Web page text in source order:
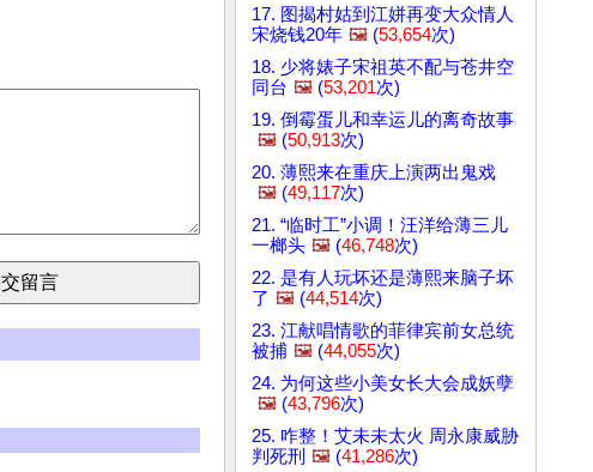
17. 图揭村姑到江姘再变大众情人
宋烧钱20年 🖼️ (53,654次)
18. 少将婊子宋祖英不配与苍井空
同台 🖼️ (53,201次)
19. 倒霉蛋儿和幸运儿的离奇故事
🖼️ (50,913次)
20. 薄熙来在重庆上演两出鬼戏
🖼️ (49,117次)
21. “临时工”小调！汪洋给薄三儿
一榔头 🖼️ (46,748次)
22. 是有人玩坏还是薄熙来脑子坏
了 🖼️ (44,514次)
23. 江献唱情歌的菲律宾前女总统
被捕 🖼️ (44,055次)
24. 为何这些小美女长大会成妖孽
🖼️ (43,796次)
25. 咋整！艾未未太火 周永康威胁
判死刑 🖼️ (41,286次)